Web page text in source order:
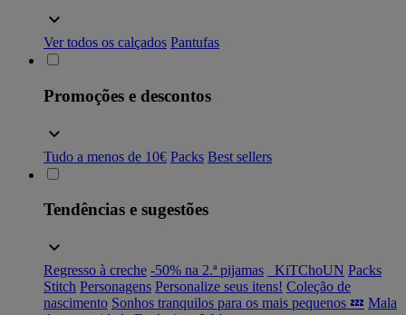
Ver todos os calçados Pantufas
Promoções e descontos
Tudo a menos de 10€ Packs Best sellers
Tendências e sugestões
Regresso à creche -50% na 2.ª pijamas _KiTChoUN Packs
Stitch Personagens Personalize seus itens! Coleção de
nascimento Sonhos tranquilos para os mais pequenos 💤 Mala